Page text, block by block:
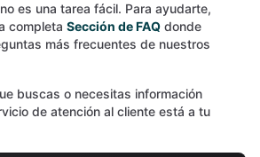
es una tarea fácil. Para ayudarte,
completa Sección de FAQ donde
más frecuentes de nuestros
buscas o necesitas información
de atención al cliente está a tu